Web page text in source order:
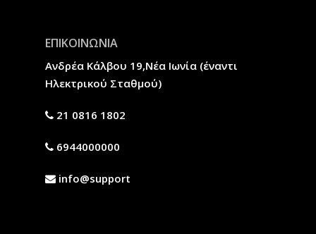
ΕΠΙΚΟΙΝΩΝΙΑ
Ανδρέα Κάλβου 19,Νέα Ιωνία (έναντι
Ηλεκτρικού Σταθμού)
21 0816 1802
6944000000
info@support